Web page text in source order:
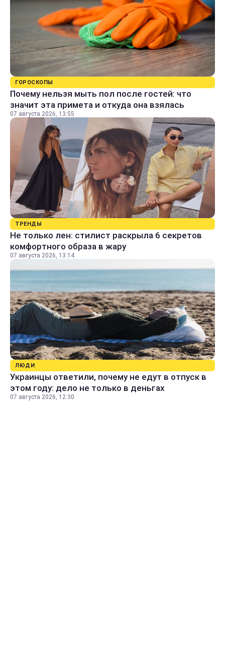
ГОРОСКОПЫ
Почему нельзя мыть пол после гостей: что
значит эта примета и откуда она взялась
07 августа 2026, 13:55
ТРЕНДЫ
Не только лен: стилист раскрыла 6 секретов
комфортного образа в жару
07 августа 2026, 13:14
ЛЮДИ
Украинцы ответили, почему не едут в отпуск в
этом году: дело не только в деньгах
07 августа 2026, 12:30